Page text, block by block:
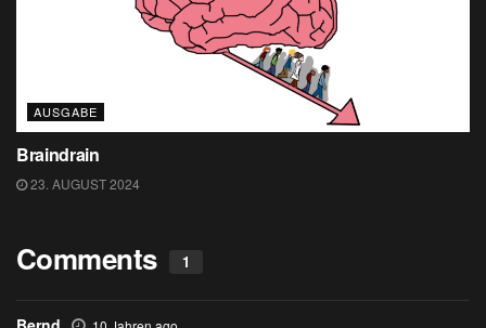
AUSGABE
Braindrain
23. AUGUST 2024
Comments 1